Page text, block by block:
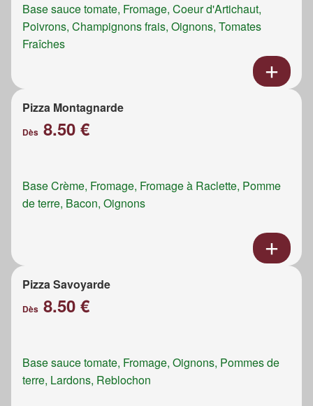
Base sauce tomate, Fromage, Coeur d'Artichaut,
Poivrons, Champignons frais, Oignons, Tomates
Fraîches
Pizza Montagnarde
Dès 8.50 €
Base Crème, Fromage, Fromage à Raclette, Pomme
de terre, Bacon, Oignons
Pizza Savoyarde
Dès 8.50 €
Base sauce tomate, Fromage, Oignons, Pommes de
terre, Lardons, Reblochon